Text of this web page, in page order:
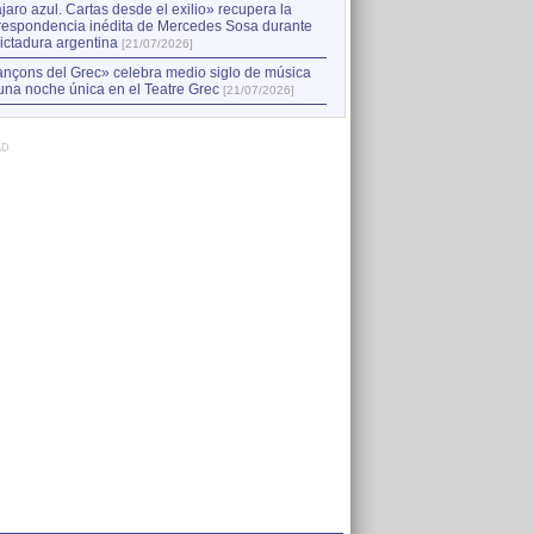
azul. Cartas desde el exilio» recupera la
inédita de Mercedes Sosa durante
argentina [21/07/2026]
del Grec» celebra medio siglo de música
noche única en el Teatre Grec [21/07/2026]